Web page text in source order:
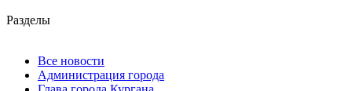
Разделы
Все новости
Администрация города